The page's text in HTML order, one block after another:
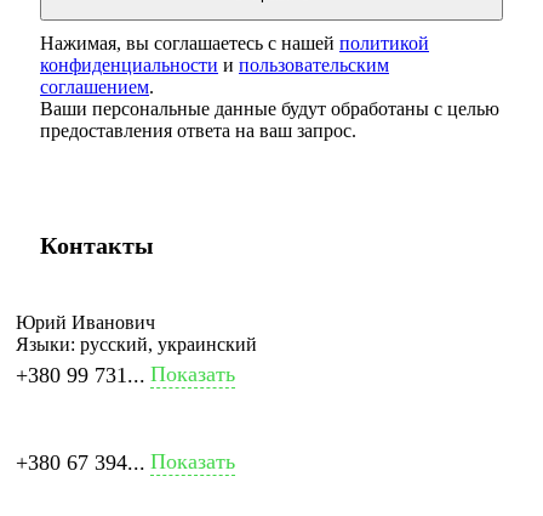
Нажимая, вы соглашаетесь с нашей политикой
конфиденциальности и пользовательским
соглашением.
Ваши персональные данные будут обработаны с целью
предоставления ответа на ваш запрос.
Контакты
Юрий Иванович
Языки: русский, украинский
+380 99 731... Показать
+380 67 394... Показать